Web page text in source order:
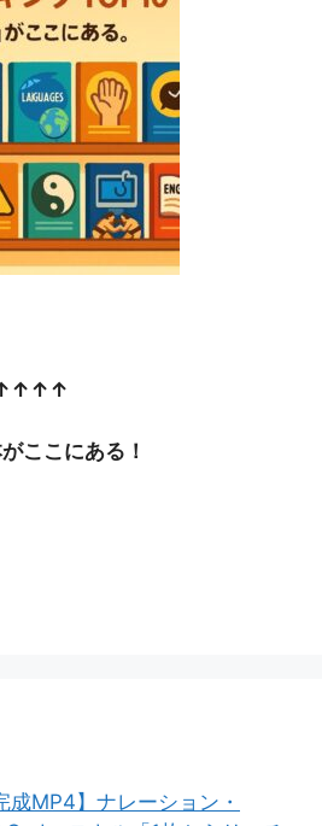
ここにある！
成MP4】ナレーション・